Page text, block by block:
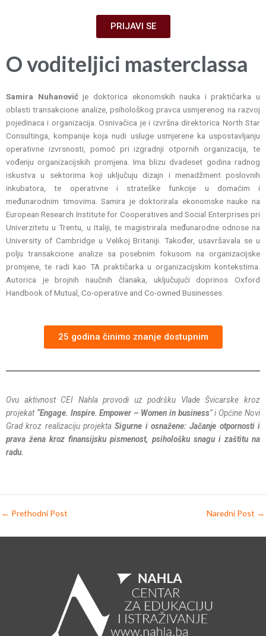
PRIJAVI SE
O voditeljici masterclassa
Samira Nuhanovićje doktorica ekonomskih nauka i praktičarka u
oblasti transakcione analize, psihološkog pravca usmjerenog na razvoj
pojedinaca i organizacija. Osnivačica je i izvršna direktorica North Star
Consultinga, kompanije koja nudi usluge usmjerene ka uspostavljanju
operativne izvrsnosti, pomoć pri izgradnji otpornih organizacija, te
vođenju organizacijskih promjena. Ima blizu dvadeset godina radnog
iskustva u sektorima koji uključuju dizajn i menadžment poslovnih
inkubatora, te operativne i strateške funkcije u domaćim i
međunarodnim timovima. Samira je doktorirala ekonomske nauke na
European Research Institute for Cooperatives and Social Enterprises pri
Univerzitetu u Trentu, u Italiji, te magistrirala međunarodne odnose na
University of Cambridge u Velikoj Britaniji. Također, usavršavala se u
polju transakcione analize sa posebnim fokusom na organizacijske
promjene, te radi kao TA praktičarka u organizacijskim kontekstima.
Autorica je brojnih naučnih članaka, uključujući doprinos Oxford
Handbook of Mutual, Co-operative and Co-owned Businesses.
25 godina činimo znanje dostupnim
Ovu aktivnost CEI Nahla provodi uz podršku Vlade Švicarske kroz
projekat “Engage. Inspire. Empower – Women in business” i Općine Novi
Grad kroz realizaciju projektaSigurne i osnažene: Jačanje otpornosti i
prava žena kroz finansijsku pismenost, psihološku snagu i zaštitu na
radu.
← Prethodni Post Naredni Post →